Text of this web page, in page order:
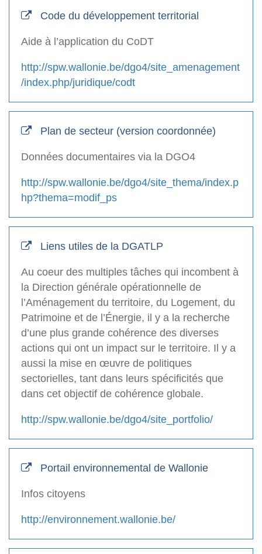
Code du développement territorial
Aide à l’application du CoDT
http://spw.wallonie.be/dgo4/site_amenagement
/index.php/juridique/codt
Plan de secteur (version coordonnée)
Données documentaires via la DGO4
http://spw.wallonie.be/dgo4/site_thema/index.p
hp?thema=modif_ps
Liens utiles de la DGATLP
Au coeur des multiples tâches qui incombent à
la Direction générale opérationnelle de
l’Aménagement du territoire, du Logement, du
Patrimoine et de l’Énergie, il y a la recherche
d’une plus grande cohérence des diverses
actions qui ont un impact sur le territoire. Il y a
aussi la mise en œuvre de politiques
sectorielles, tant dans leurs spécificités que
dans cet objectif de cohérence globale.
http://spw.wallonie.be/dgo4/site_portfolio/
Portail environnemental de Wallonie
Infos citoyens
http://environnement.wallonie.be/